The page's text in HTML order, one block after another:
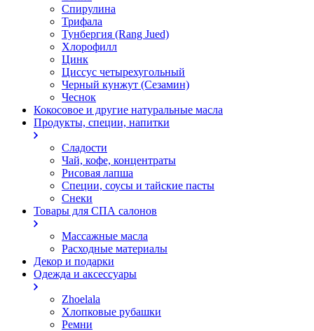
Спирулина
Трифала
Тунбергия (Rang Jued)
Хлорофилл
Цинк
Циссус четырехугольный
Черный кунжут (Сезамин)
Чеснок
Кокосовое и другие натуральные масла
Продукты, специи, напитки
Сладости
Чай, кофе, концентраты
Рисовая лапша
Специи, соусы и тайские пасты
Снеки
Товары для СПА салонов
Массажные масла
Расходные материалы
Декор и подарки
Одежда и аксессуары
Zhoelala
Хлопковые рубашки
Ремни